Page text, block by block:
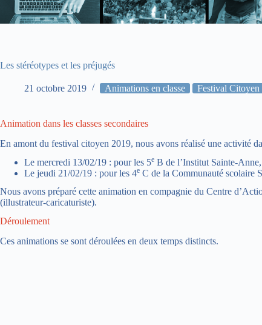
Les stéréotypes et les préjugés
21 octobre 2019 Animations en classe Festival Citoyen
Animation dans les classes secondaires
En amont du festival citoyen 2019, nous avons réalisé une activité
Le mercredi 13/02/19 : pour les 5e B de l’Institut Sainte-
Le jeudi 21/02/19 : pour les 4e C de la Communauté scolaire
Nous avons préparé cette animation en compagnie du Centre
(illustrateur-caricaturiste).
Déroulement
Ces animations se sont déroulées en deux temps distincts.